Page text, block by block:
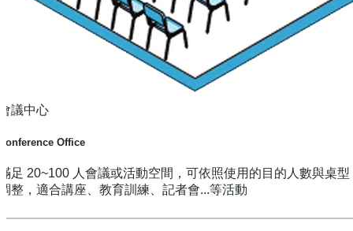
議中心
Office
足 20~100 人會議或活動空間，可依照使用的目的人數與桌型
整，適合講座、教育訓練、記者會...等活動